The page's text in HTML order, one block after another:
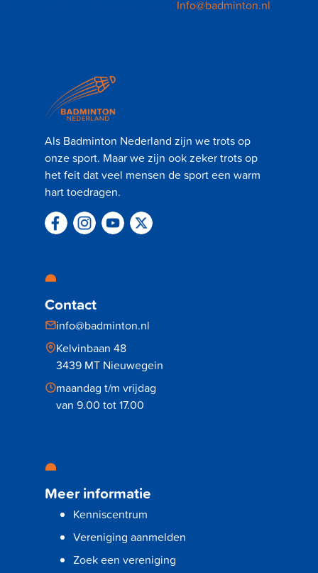
Info@badminton.nl
Als Badminton Nederland zijn we trots op
onze sport. Maar we zijn ook zeker trots op
het feit dat veel mensen de sport een warm
hart toedragen.
Contact
info@badminton.nl
Kelvinbaan 48
3439 MT Nieuwegein
maandag t/m vrijdag
van 9.00 tot 17.00
Meer informatie
Kenniscentrum
Vereniging aanmelden
Zoek een vereniging